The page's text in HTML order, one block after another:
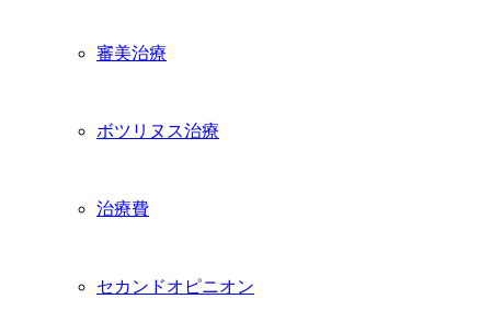
審美治療
ボツリヌス治療
治療費
セカンドオピニオン